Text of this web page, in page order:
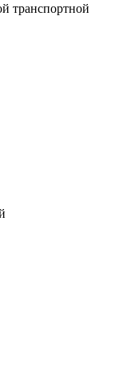
транспортной